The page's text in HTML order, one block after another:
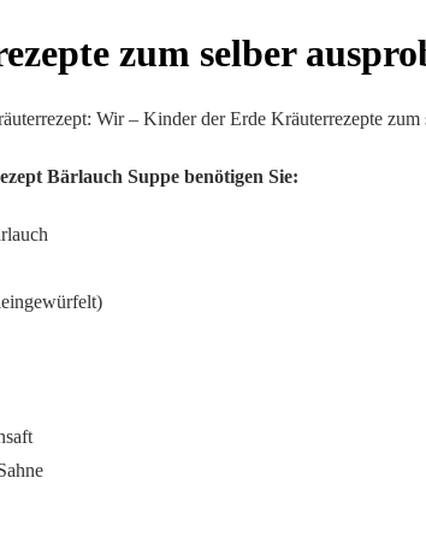
zum selber
Wir – Kinder der Erde Kräuterrezepte zum
Bärlauch Suppe benötigen Sie: